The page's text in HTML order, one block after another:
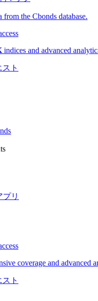
from the Cbonds database.
indices and advanced
ト
プリ
coverage and advanced
ト